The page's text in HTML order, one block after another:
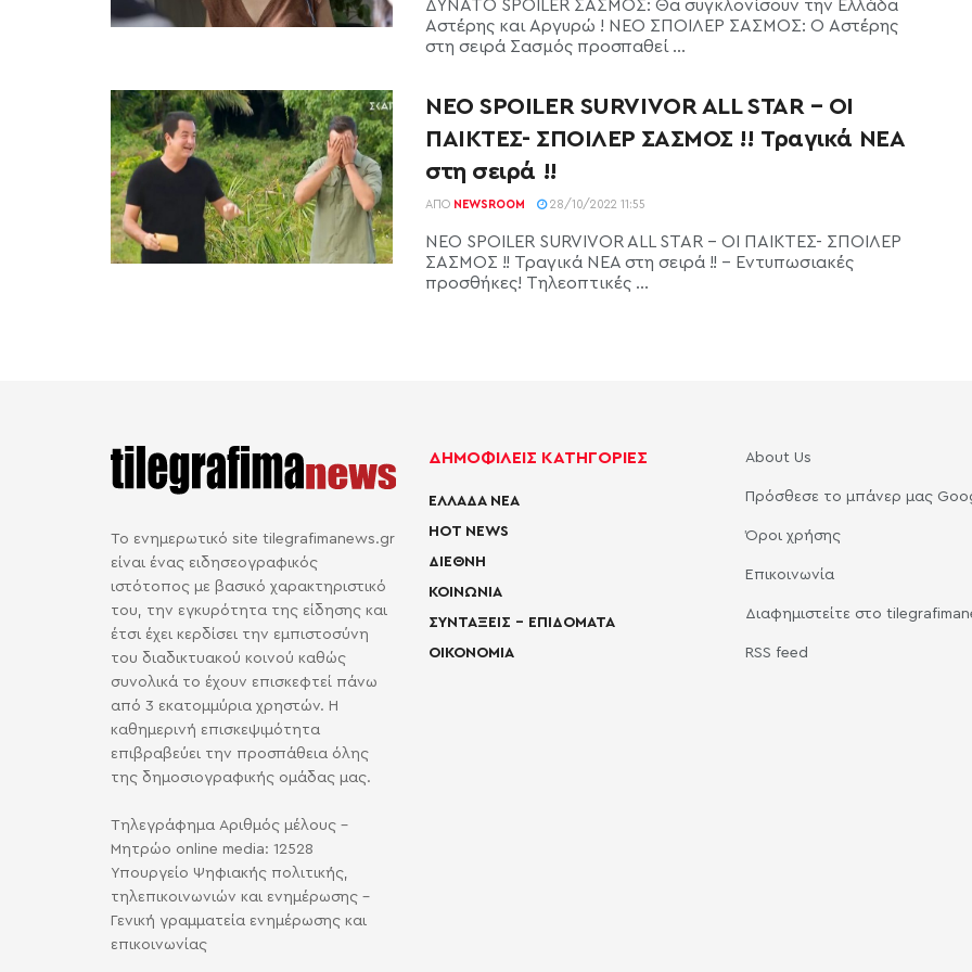
ΔΥΝΑΤΟ SPOILER ΣΑΣΜΟΣ: Θα συγκλονίσουν την Ελλάδα
Αστέρης και Αργυρώ ! ΝΕΟ ΣΠΟΙΛΕΡ ΣΑΣΜΟΣ: Ο Αστέρης
στη σειρά Σασμός προσπαθεί ...
ΝΕΟ SPOILER SURVIVOR ALL STAR – ΟΙ
ΠΑΙΚΤΕΣ- ΣΠΟΙΛΕΡ ΣΑΣΜΟΣ !! Τραγικά ΝΕΑ
στη σειρά !!
ΑΠΌ NEWSROOM 28/10/2022 11:55
ΝΕΟ SPOILER SURVIVOR ALL STAR - ΟΙ ΠΑΙΚΤΕΣ- ΣΠΟΙΛΕΡ
ΣΑΣΜΟΣ !! Τραγικά ΝΕΑ στη σειρά !! - Εντυπωσιακές
προσθήκες! Τηλεοπτικές ...
Το ενημερωτικό site tilegrafimanews.gr
είναι ένας ειδησεογραφικός
ιστότοπος με βασικό χαρακτηριστικό
του, την εγκυρότητα της είδησης και
έτσι έχει κερδίσει την εμπιστοσύνη
του διαδικτυακού κοινού καθώς
συνολικά το έχουν επισκεφτεί πάνω
από 3 εκατομμύρια χρηστών. Η
καθημερινή επισκεψιμότητα
επιβραβεύει την προσπάθεια όλης
της δημοσιογραφικής ομάδας μας.
Τηλεγράφημα Αριθμός μέλους -
Μητρώο online media: 12528
Υπουργείο Ψηφιακής πολιτικής,
τηλεπικοινωνιών και ενημέρωσης -
Γενική γραμματεία ενημέρωσης και
επικοινωνίας
ΔΗΜΟΦΙΛΕΙΣ ΚΑΤΗΓΟΡΙΕΣ
ΕΛΛΑΔΑ ΝΕΑ
HOT NEWS
ΔΙΕΘΝΗ
ΚΟΙΝΩΝΙΑ
ΣΥΝΤΑΞΕΙΣ – ΕΠΙΔΟΜΑΤΑ
ΟΙΚΟΝΟΜΙΑ
About Us
Πρόσθεσε το μπάνερ μας
Όροι χρήσης
Επικοινωνία
Διαφημιστείτε στο
RSS feed